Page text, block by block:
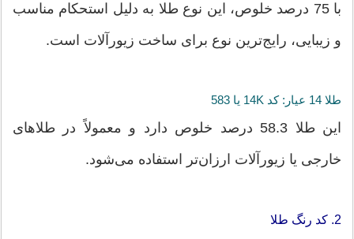
با 75 درصد خلوص، این نوع طلا به دلیل استحکام مناسب
و زیبایی، رایج‌ترین نوع برای ساخت زیورآلات است.
طلا 14 عیار: کد 14K یا 583
این طلا 58.3 درصد خلوص دارد و معمولاً در طلاهای
خارجی یا زیورآلات ارزان‌تر استفاده می‌شود.
2. کد رنگ طلا